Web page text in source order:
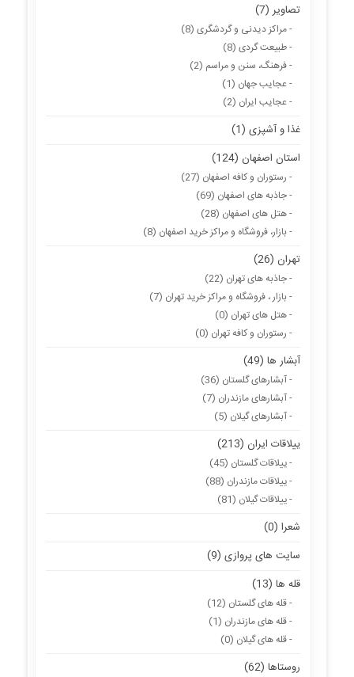
تصاویر (7)
- مراکز دیدنی و گردشگری (8)
- طبیعت گردی (8)
- فرهنگ، سنن و مراسم (2)
- عجایب جهان (1)
- عجایب ایران (2)
غذا و آشپزی (1)
استان اصفهان (124)
- رستوران و کافه اصفهان (27)
- جاذبه های اصفهان (69)
- هتل های اصفهان (28)
- بازار، فروشگاه و مراکز خرید اصفهان (8)
تهران (26)
- جاذبه های تهران (22)
- بازار ، فروشگاه و مراکز خرید تهران (7)
- هتل های تهران (0)
- رستوران و کافه تهران (0)
آبشار ها (49)
- آبشارهای گلستان (36)
- آبشارهای مازندران (7)
- آبشارهای گیلان (5)
ییلاقات ایران (213)
- ییلاقات گلستان (45)
- ییلاقات مازندران (88)
- ییلاقات گیلان (81)
شعرا (0)
سایت های پروازی (9)
قله ها (13)
- قله های گلستان (12)
- قله های مازندران (1)
- قله های گیلان (0)
روستاها (62)